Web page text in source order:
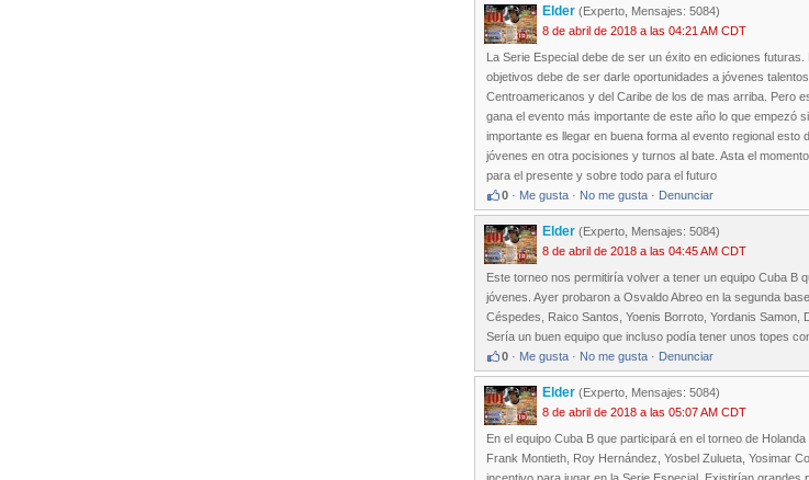
Elder (Experto, Mensajes: 5084)
8 de abril de 2018 a las 04:21 AM CDT
La Serie Especial debe de ser un éxito en ediciones
objetivos debe de ser darle oportunidades a jóvenes
Centroamericanos y del Caribe de los de mas arriba. Pero
gana el evento más importante de este año lo que empezó
importante es llegar en buena forma al evento regional
jóvenes en otra pocisiones y turnos al bate. Asta el
para el presente y sobre todo para el futuro
0 · Me gusta · No me gusta · Denunciar
Elder (Experto, Mensajes: 5084)
8 de abril de 2018 a las 04:45 AM CDT
Este torneo nos permitiría volver a tener un equipo Cuba B
jóvenes. Ayer probaron a Osvaldo Abreo en la segunda
Céspedes, Raico Santos, Yoenis Borroto, Yordanis
Sería un buen equipo que incluso podía tener unos topes
0 · Me gusta · No me gusta · Denunciar
Elder (Experto, Mensajes: 5084)
8 de abril de 2018 a las 05:07 AM CDT
En el equipo Cuba B que participará en el torneo de
Frank Montieth, Roy Hernández, Yosbel Zulueta, Yosimar